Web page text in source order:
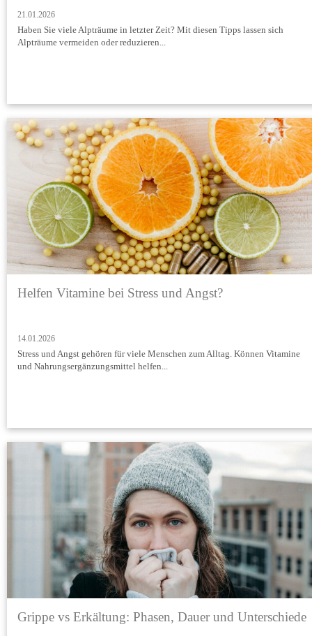
21.01.2026
Haben Sie viele Alpträume in letzter Zeit? Mit diesen Tipps lassen sich
Alpträume vermeiden oder reduzieren...
Helfen Vitamine bei Stress und Angst?
14.01.2026
Stress und Angst gehören für viele Menschen zum Alltag. Können Vitamine
und Nahrungsergänzungsmittel helfen...
Grippe vs Erkältung: Phasen, Dauer und Unterschiede